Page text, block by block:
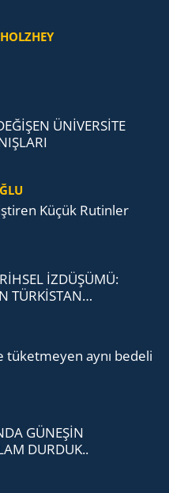
ÜNİVERSİTE
Küçük Ru­tin­ler
İZDÜŞÜMÜ:
TÜRKİSTAN
MİRASI
tü­ket­me­yen aynı be­de­li
GÜNEŞİN
DURDUK..